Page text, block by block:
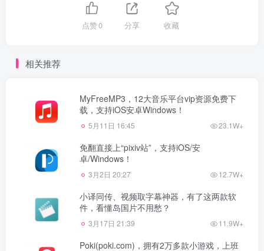
点赞0 分享 收藏
相关推荐
MyFreeMP3，12大音乐平台vip资源免费下
载，支持iOS安卓Windows！
5月11日 16:45 23.1W+
免翻直接上“pixiv站”，支持iOS/安
卓/Windows！
3月2日 20:27 12.7W+
小译同传、视频取字幕神器，有了这两款软
件，看懂岛国片不用愁？
3月17日 21:39 11.9W+
Poki(poki.com)，拥有2万多款小游戏，上班